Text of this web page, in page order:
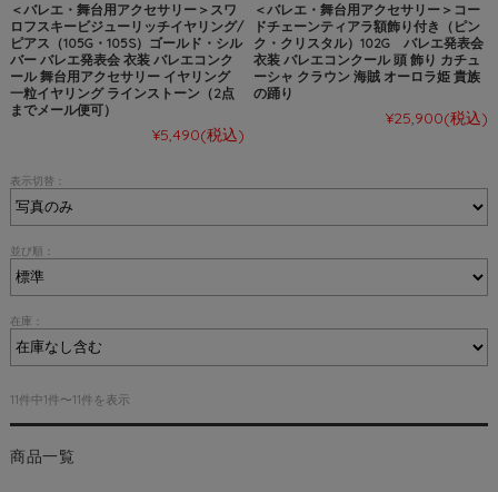
＜バレエ・舞台用アクセサリー＞スワ
ロフスキービジューリッチイヤリング/
ピアス（105G・105S）ゴールド・シル
バー バレエ発表会 衣装 バレエコンク
ール 舞台用アクセサリー イヤリング
一粒イヤリング ラインストーン（2点
までメール便可）
¥5,490(税込)
＜バレエ・舞台用アクセサリー＞コー
ドチェーンティアラ額飾り付き（ピン
ク・クリスタル）102G バレエ発表会
衣装 バレエコンクール 頭 飾り カチュ
ーシャ クラウン 海賊 オーロラ姫 貴族
の踊り
¥25,900(税込)
表示切替：
並び順：
在庫：
11件中1件〜11件を表示
商品一覧